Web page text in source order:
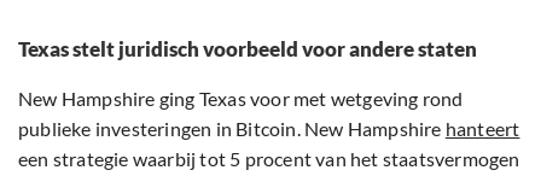
Texas stelt juridisch voorbeeld voor andere staten
New Hampshire ging Texas voor met wetgeving rond
publieke investeringen in Bitcoin. New Hampshire hanteert
een strategie waarbij tot 5 procent van het staatsvermogen